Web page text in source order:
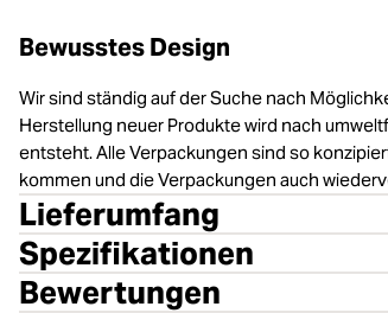
Bewusstes Design
Wir sind ständig auf der Suche nach
Herstellung neuer Produkte wird nach
entsteht. Alle Verpackungen sind so
kommen und die Verpackungen auch
Lieferumfang
Spezifikationen
Bewertungen